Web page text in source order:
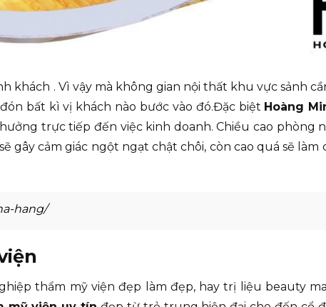
khách . Vì vậy mà không gian nội thất khu vực sảnh
bất kì vị khách nào bước vào đó.Đặc biệt Hoàng
trực tiếp đến việc kinh doanh. Chiều cao phòng
gây cảm giác ngột ngạt chật chôi, còn cao quá sẽ
hang/
thẩm mỹ viện đẹp làm đẹp, hay trị liệu beauty